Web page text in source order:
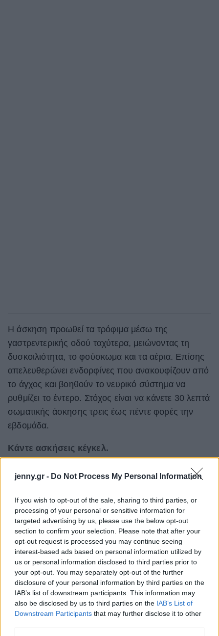
jenny.gr - Do Not Process My Personal Information
If you wish to opt-out of the sale, sharing to third parties, or
processing of your personal or sensitive information for
targeted advertising by us, please use the below opt-out
section to confirm your selection. Please note that after your
opt-out request is processed you may continue seeing
interest-based ads based on personal information utilized by
us or personal information disclosed to third parties prior to
your opt-out. You may separately opt-out of the further
disclosure of your personal information by third parties on the
IAB’s list of downstream participants. This information may
also be disclosed by us to third parties on the IAB’s List of
Downstream Participants that may further disclose it to other
Η άσκηση προωθεί τα τρόφιμα μέσω της
γαστρεντερικής οδού ταχύτερα, μειώνοντας τη
δυσκοιλιότητα, το φούσκωμα και τα αέρια. Επίσης
απελευθερώνει ενδορφίνες που ανακουφίζουν από
το άγχος και βοηθούν το νευρικό σύστημα να
ρυθμίζει το έντερο. Στόχος είναι να κάνετε 30 λεπτά
σωματικής άσκησης τρεις έως πέντε φορές την
εβδομάδα.
Κάντε ασκήσεις κέγκελ.
Οι ισχυροί μύες του πυελικού εδάφους μπορούν να